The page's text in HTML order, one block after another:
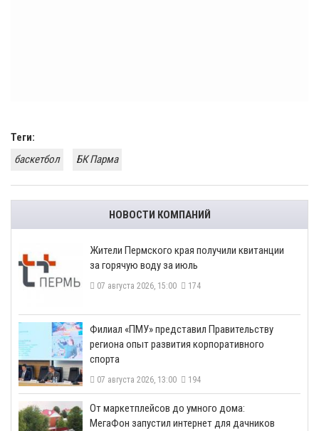
Теги:
баскетбол
БК Парма
НОВОСТИ КОМПАНИЙ
​Жители Пермского края получили квитанции
за горячую воду за июль
07 августа 2026, 15:00 174
​Филиал «ПМУ» представил Правительству
региона опыт развития корпоративного
спорта
07 августа 2026, 13:00 194
От маркетплейсов до умного дома:
МегаФон запустил интернет для дачников